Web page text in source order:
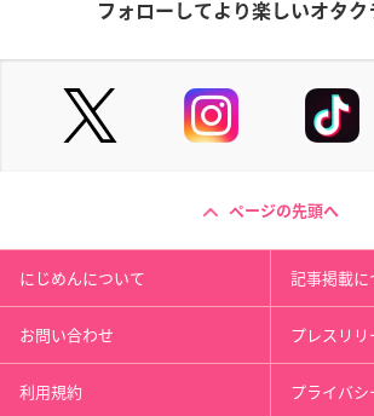
フォローしてより楽しいオタク
ページの先頭へ
にじめんについて 記事掲載に
お問い合わせ プレスリ
利用規約 プライバ